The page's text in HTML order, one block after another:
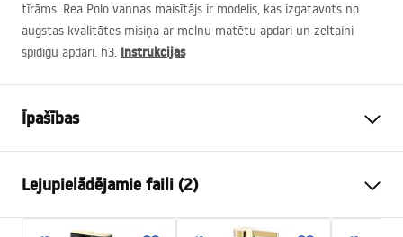
tīrāms. Rea Polo vannas maisītājs ir modelis, kas izgatavots no
augstas kvalitātes misiņa ar melnu matētu apdari un zeltaini
spīdīgu apdari. h3. Instrukcijas
Īpašības
Uzstādīšanas veids
Krāsa
Melns/Zelts
Lejupielādējamie faili (2)